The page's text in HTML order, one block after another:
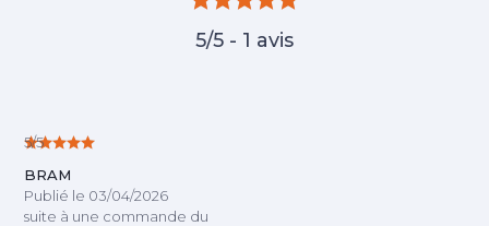
5/5 - 1 avis
BRAM
Publié le 03/04/2026
suite à une commande du
5/5